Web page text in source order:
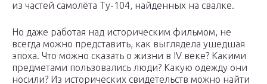
из частей самолёта Ту-104, найденных на свалке.
Но даже работая над историческим фильмом, не
всегда можно представить, как выглядела ушедшая
эпоха. Что можно сказать о жизни в IV веке? Какими
предметами пользовались люди? Какую одежду они
носили? Из исторических свидетельств можно найти